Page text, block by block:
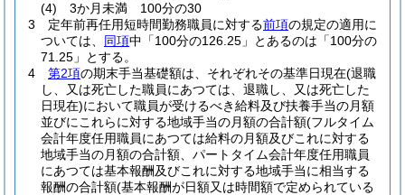
(4)
3か月未満 100分の30
3
定年前再任用短時間勤務職員に対する前項の規定の適用に
ついては、 同項中「100分の126.25」とあるのは「100分の
71.25」とする。
4
第2項の期末手当基礎額は、それぞれその基準日現在(退職
し、又は死亡した職員にあつては、退職し、又は死亡した
日現在)において職員が受けるべき給料及び扶養手当の月額
並びにこれらに対する地域手当の月額の合計額(フルタイム
会計年度任用職員にあつては給料の月額及びこれに対する
地域手当の月額の合計額、パートタイム会計年度任用職員
にあつては基本報酬及びこれに対する地域手当に相当する
報酬の合計額(基本報酬が日額又は時間額で定められている